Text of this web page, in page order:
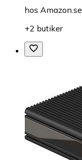
hos Amazon.se
+2 butiker